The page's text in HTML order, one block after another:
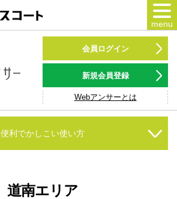
menu
カードをつかう
NSポイント
キャンペーン
サービス
会員ログイン
新規会員登録
Webアンサーとは
便利でかしこい使い方
道南エリア